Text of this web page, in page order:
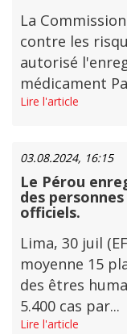
La
contre les
autorisé
médicament
Lire l'article
03.08.2024, 16:15
Le Pérou
des
officiels.
Lima, 30 juil
moyenne 15
des êtres
5.400 cas par...
Lire l'article